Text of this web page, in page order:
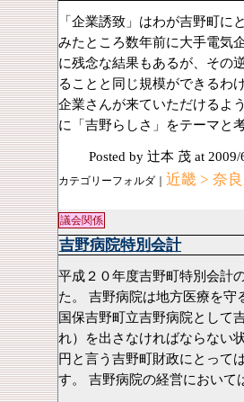
「企業誘致」はわが吉野町に
みたところ数年前に大手電気
に残念な結果もあるが、その
ることと同じ規模ができるわ
企業さんが来ていただけるよ
に「吉野らしさ」をテーマと
Posted by 辻本 茂 at
カテゴリーフォルダ｜ 近畿 > 奈
議会関係
吉野病院特別会計
平成２０年度吉野町特別会計
た。 吉野病院は地方医療を守
国保吉野町立吉野病院として
れ）を出さなければならない
円と言う吉野町財政にとって
す。 吉野病院の経営におい